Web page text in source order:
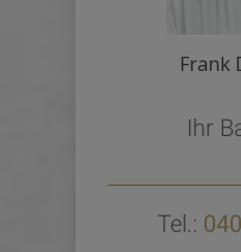
Frank
Ihr
Tel.: